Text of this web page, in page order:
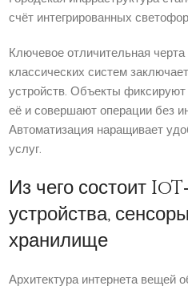
счёт интегрированных
Ключевое отличительная
классических систем
устройств. Объекты
её и совершают операции без
Автоматизация наращивает
услуг.
Из чего состоит
устройства,
хранилище
Архитектура интернета вещей